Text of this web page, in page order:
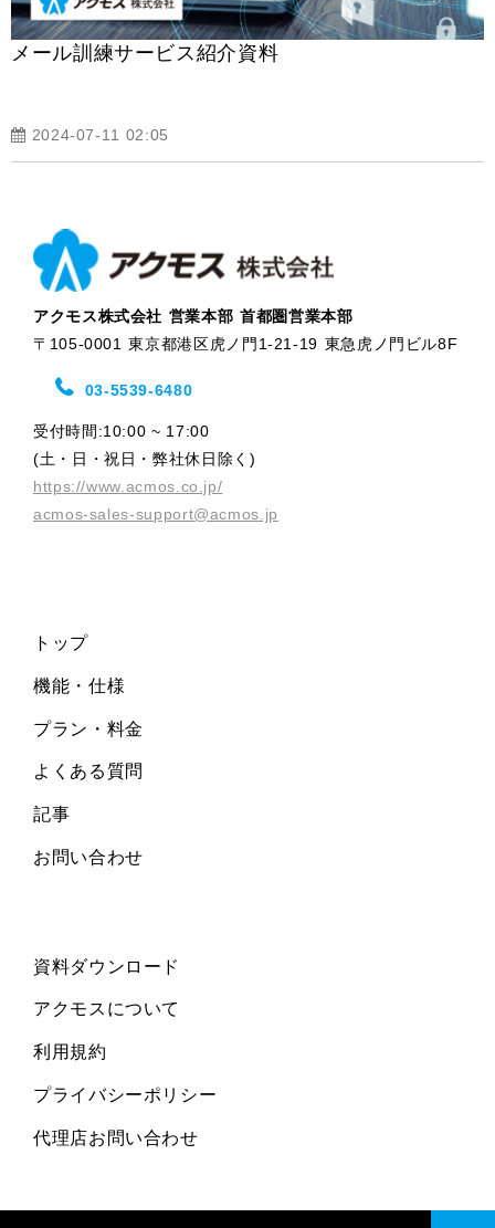
メール訓練サービス紹介資料
2024-07-11 02:05
アクモス株式会社 営業本部 首都圏営業本部
〒105-0001 東京都港区虎ノ門1-21-19 東急虎ノ門ビル8F
03-5539-6480
受付時間:10:00 ~ 17:00
(土・日・祝日・弊社休日除く)
https://www.acmos.co.jp/
acmos-sales-support@acmos.jp
トップ
機能・仕様
プラン・料金
よくある質問
記事
お問い合わせ
資料ダウンロード
アクモスについて
利用規約
プライバシーポリシー
代理店お問い合わせ